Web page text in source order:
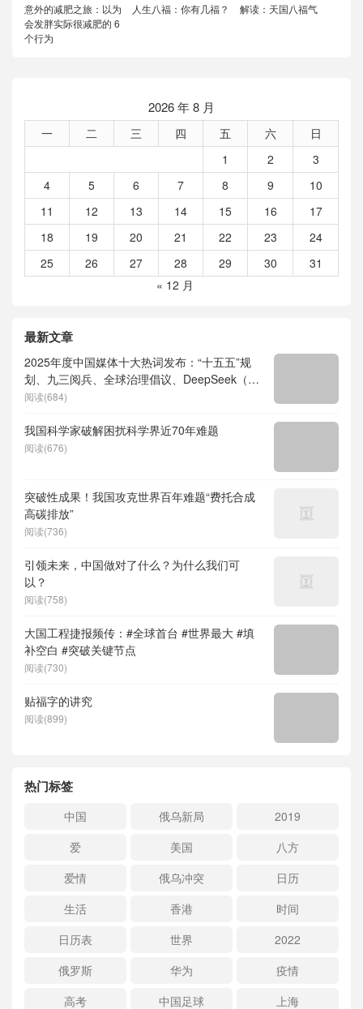
意外的减肥之旅：以为
会发胖实际很减肥的 6
个行为
人生八福：你有几福？ 解读：天国八福气
2026 年 8 月
一 二 三 四 五 六
日
1
2
3
4
5 6 7 8 9
10
11
12 13 14 15 16
17
18
19 20 21 22 23
24
25
26 27 28 29 30
31
« 12 月
最新文章
2025年度中国媒体十大热词发布：“十五五”规
划、九三阅兵、全球治理倡议、DeepSeek（深
度求索）、人形机器人、苏超、票根经济、育
阅读(684)
我国科学家破解困扰科学界近70年难题
阅读(676)
突破性成果！我国攻克世界百年难题“费托合成
高碳排放”
阅读(736)
引领未来，中国做对了什么？为什么我们可
以？
阅读(758)
大国工程捷报频传：#全球首台 #世界最大 #填
补空白 #突破关键节点
阅读(730)
贴福字的讲究
阅读(899)
热门标签
中国 俄乌新局
2019
爱
美国
八方
爱情
俄乌冲突
日历
生活
香港
时间
日历表
世界
2022
俄罗斯
华为
疫情
高考
中国足球 上海